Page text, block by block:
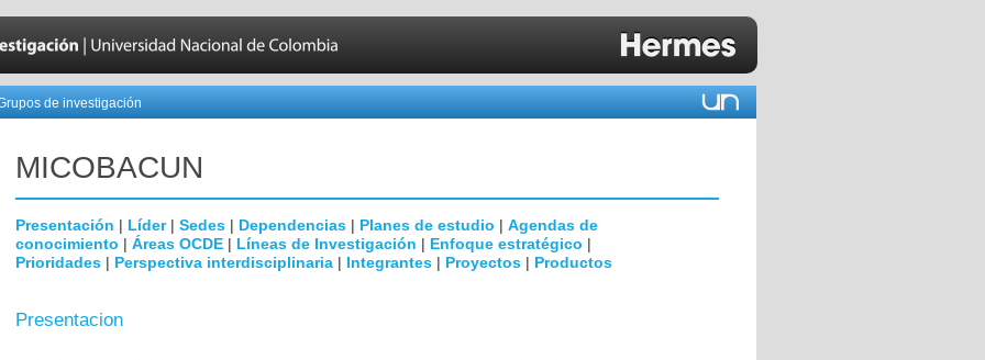
de investigación
MICOBAC­UN
Presentación | Líder| Sedes | Dependencias | Planes de estudio | Agendas de
conocimiento | Áreas OCDE | Líneas de Investigación | Enfoque estratégico |
Prioridades | Perspectiva interdisciplinaria | Integrantes | Proyectos | Productos
Presentacion